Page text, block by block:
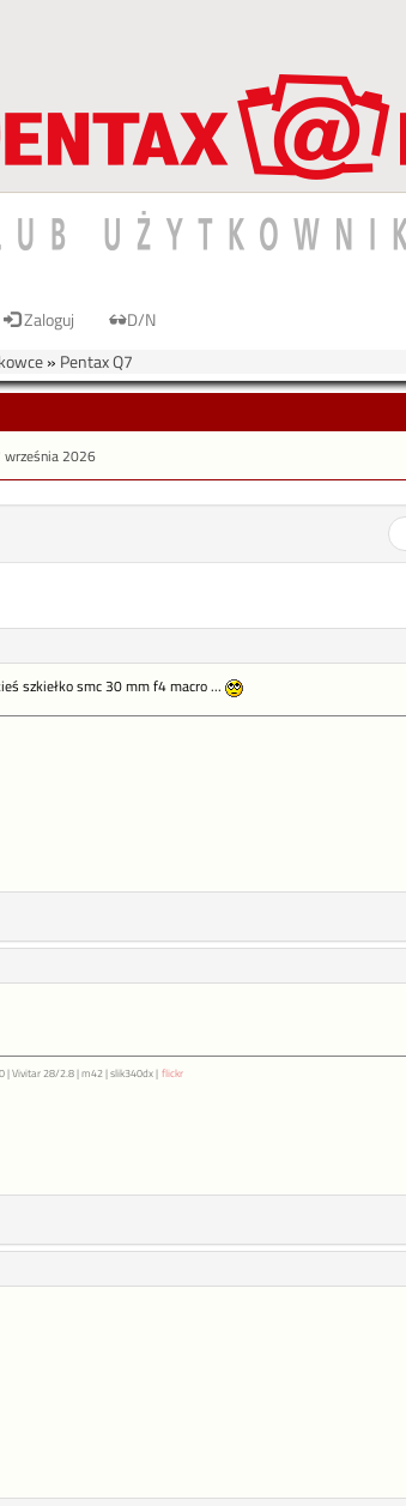
Zaloguj
D/N
» Pentax Q7
września 2026
szkiełko smc 30 mm f4 macro ...
Vivitar 28/2.8 | m42 | slik340dx | flickr